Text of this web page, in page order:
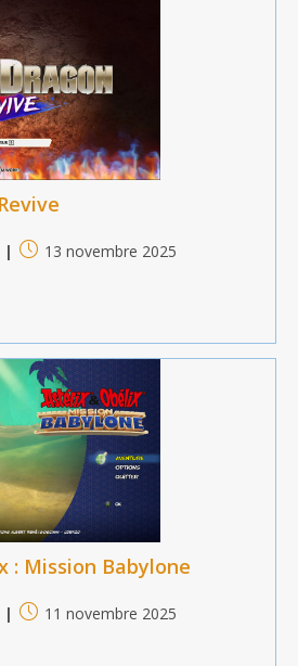
Publication
13 novembre 2025
: Mission Babylone
Publication
11 novembre 2025